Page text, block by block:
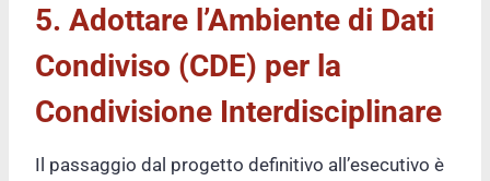
5. Adottare l’Ambiente di Dati
Condiviso (CDE) per la
Condivisione Interdisciplinare
Il passaggio dal progetto definitivo all’esecutivo è